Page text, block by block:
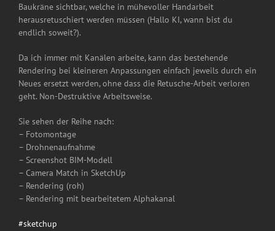
Baukräne sichtbar, welche in mühevoller Handarbeit
herausretuschiert werden müssen (Hallo KI, wann bist du
endlich soweit?).
Da ich immer mit Kanälen arbeite, kann das bestehende
Rendering bei kleineren Anpassungen einfach jeweils durch ein
Neues ersetzt werden, ohne dass die Retusche-Arbeit verloren
geht. Non-Destruktive Arbeitsweise.
Sie sehen der Reihe nach:
– Fotomontage
– Drohnenaufnahme
– Screenshot BIM-Modell
– Camera Match in SketchUp
– Rendering (roh)
– Rendering mit bearbeitetem Alphakanal
#sketchup